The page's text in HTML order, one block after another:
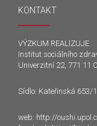
KONTAKT
VÝZKUM REALIZUJE
Institut sociálního
Univerzitní 22, 771 11
Sídlo: Kateřinská 653/
web: http://